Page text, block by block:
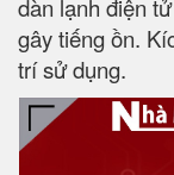
dàn lạnh điện
gây tiếng ồn.
trí sử dụng.